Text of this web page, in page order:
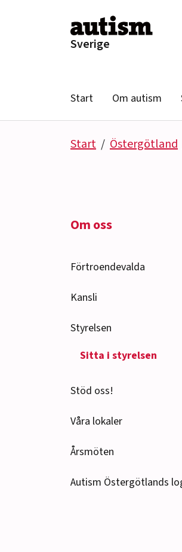
Sverige
Start Om autism
Start Östergötland
Om oss
Förtroendevalda
Kansli
Styrelsen
Sitta i styrelsen
Stöd oss!
Våra lokaler
Årsmöten
Autism Östergötlands